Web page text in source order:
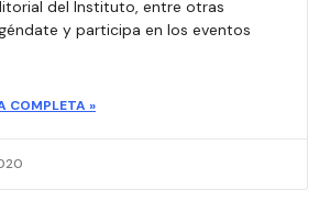
del Instituto, entre otras
y participa en los eventos
COMPLETA »